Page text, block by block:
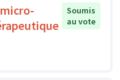
Soumis
au vote